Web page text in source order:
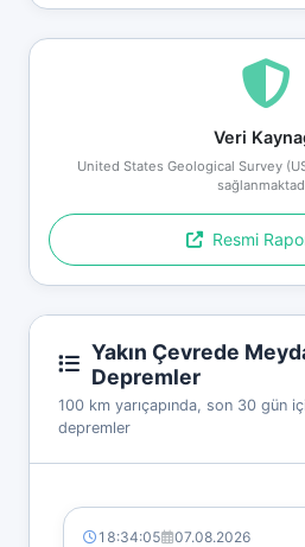
Veri
United States Geological Survey
Resmi
Yakın Çevrede
Depremler
100 km yarıçapında, son 30 gün
depremler
18:34:05 07.08.2026